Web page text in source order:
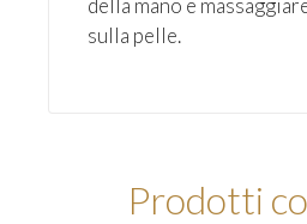
sulla pelle.
Prodotti